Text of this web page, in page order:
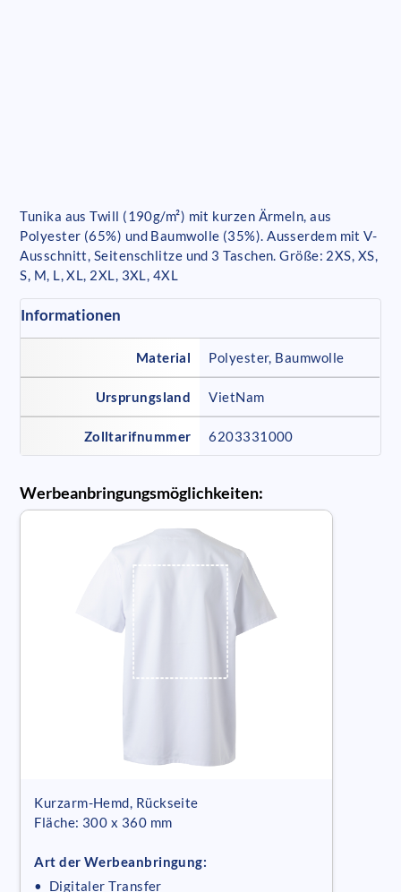
Tunika aus Twill (190g/m²) mit kurzen Ärmeln, aus
Polyester (65%) und Baumwolle (35%). Ausserdem mit V-
Ausschnitt, Seitenschlitze und 3 Taschen. Größe: 2XS, XS,
S, M, L, XL, 2XL, 3XL, 4XL
Informationen
Material Polyester, Baumwolle
Ursprungsland VietNam
Zolltarifnummer 6203331000
Werbeanbringungsmöglichkeiten:
Kurzarm-Hemd, Rückseite
Fläche: 300 x 360 mm
Art der Werbeanbringung:
• Digitaler Transfer